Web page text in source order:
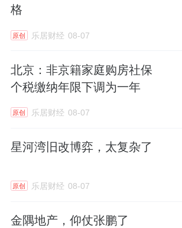
格
原创 乐居财经 08-07
北京：非京籍家庭购房社保
个税缴纳年限下调为一年
原创 乐居财经 08-07
星河湾旧改博弈，太复杂了
原创 乐居财经 08-07
金隅地产，仰仗张鹏了